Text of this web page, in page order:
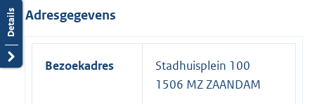
Adresgegevens
Bezoekadres
Stadhuisplein 100
1506 MZ ZAANDAM